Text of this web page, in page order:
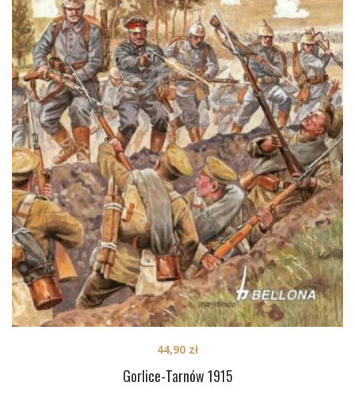
Gorlice-Tarnów 1915
44,90 zł